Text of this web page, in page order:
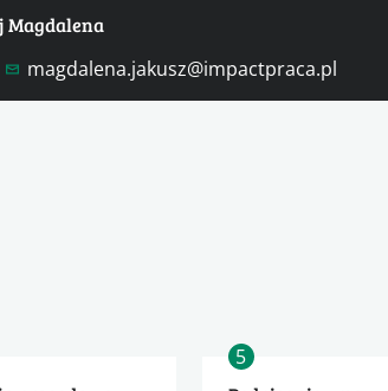
Magdalena
magdalena.jakusz@impactpraca.pl
5